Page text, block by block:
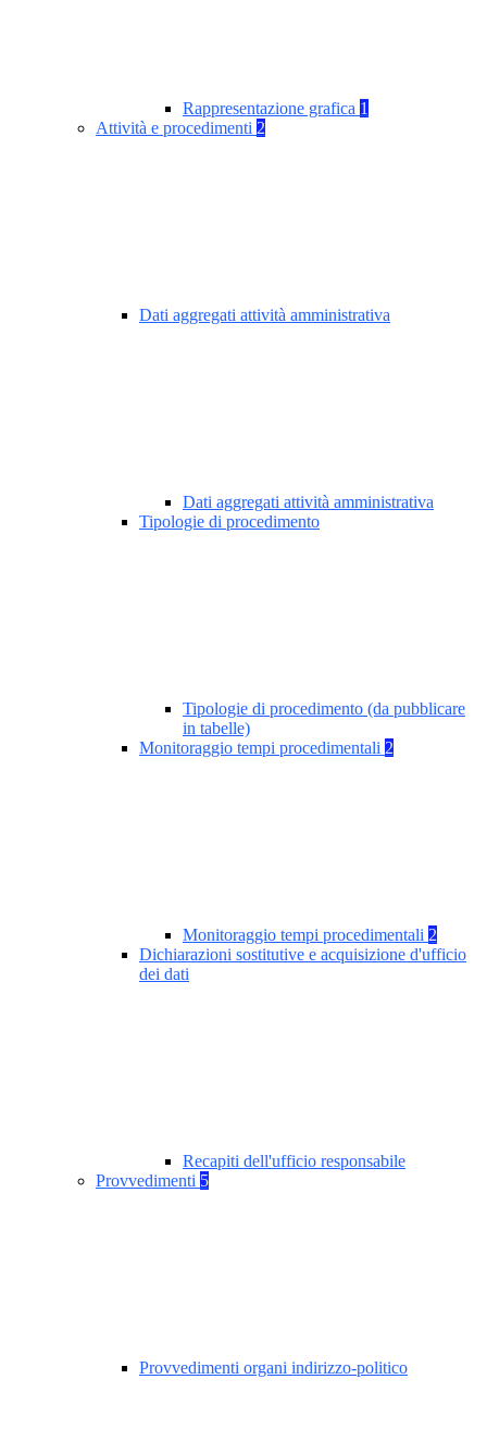
Rappresentazione grafica 1
Attività e procedimenti 2
Dati aggregati attività amministrativa
Dati aggregati attività amministrativa
Tipologie di procedimento
Tipologie di procedimento (da pubblicare
in tabelle)
Monitoraggio tempi procedimentali 2
Monitoraggio tempi procedimentali 2
Dichiarazioni sostitutive e acquisizione d'ufficio
dei dati
Recapiti dell'ufficio responsabile
Provvedimenti 5
Provvedimenti organi indirizzo-politico